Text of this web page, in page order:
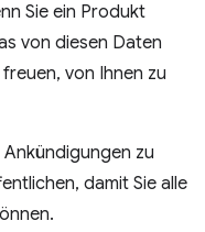
Sie ein Produkt
von diesen Daten
von Ihnen zu
zu
damit Sie alle